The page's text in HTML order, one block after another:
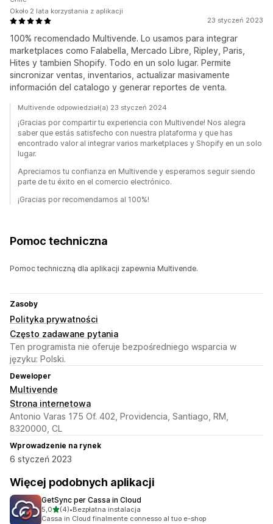
23 styczeń 2023
100% recomendado Multivende. Lo usamos para integrar
marketplaces como Falabella, Mercado Libre, Ripley, Paris,
Hites y tambien Shopify. Todo en un solo lugar. Permite
sincronizar ventas, inventarios, actualizar masivamente
información del catalogo y generar reportes de venta.
Około 2 lata korzystania z aplikacji
Multivende odpowiedział(a) 23 styczeń 2024
¡Gracias por compartir tu experiencia con Multivende! Nos alegra
saber que estás satisfecho con nuestra plataforma y que has
encontrado valor al integrar varios marketplaces y Shopify en un solo
lugar.
Apreciamos tu confianza en Multivende y esperamos seguir siendo
parte de tu éxito en el comercio electrónico.
¡Gracias por recomendarnos al 100%!
Pomoc techniczna
Pomoc techniczną dla aplikacji zapewnia Multivende.
Zasoby
Polityka prywatności
Często zadawane pytania
Ten programista nie oferuje bezpośredniego wsparcia w
języku: Polski.
Deweloper
Multivende
Strona internetowa
Antonio Varas 175 Of. 402, Providencia, Santiago, RM,
8320000, CL
Wprowadzenie na rynek
6 styczeń 2023
Więcej podobnych aplikacji
GetSync per Cassa in Cloud
5,0na 5 gwiazdek
(4)
Łączna liczba recenzji: 4
•Bezpłatna instalacja
Cassa in Cloud finalmente connesso al tuo e-shop